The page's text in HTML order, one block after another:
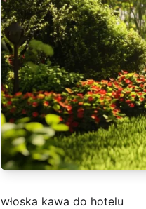
włoska kawa do hotelu